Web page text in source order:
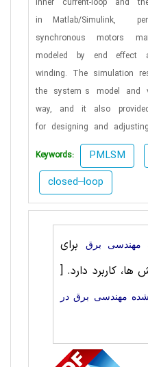
inner current-loop and
in
Matlab/Simulink,
synchronous
motors
modeled
by end effect
winding. The simulation
the system s model and
way,
and it also
for designing and adjusting
Keywords: PMLSM
closed–loop
مهندسی برق
برای
کاربرد دارد. [
مهندسی برق در